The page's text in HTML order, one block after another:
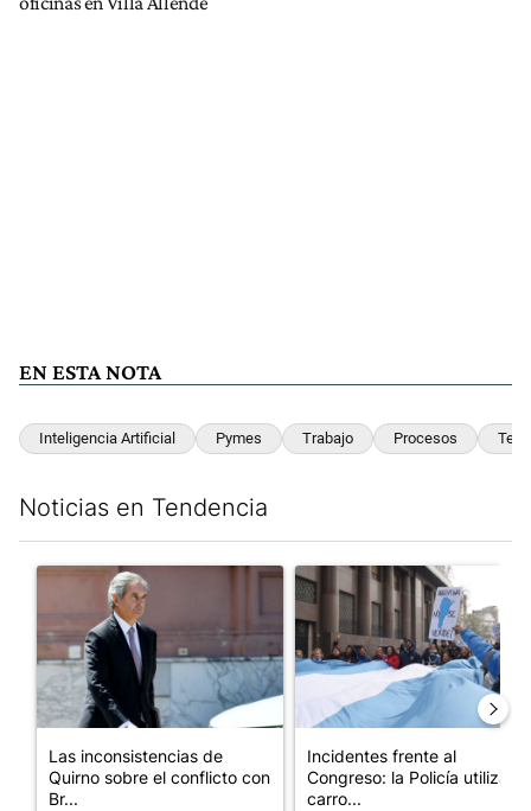
EN ESTA NOTA
Inteligencia Artificial Pymes Trabajo Procesos
Noticias en Tendencia
Un artículo de tendencia con el título "Las inconsistencias de
Las inconsistencias de
Quirno sobre el conflicto con
Br...
Un artículo de tendencia con
Incidentes frente al
Congreso: la Policía utiliza
carro...